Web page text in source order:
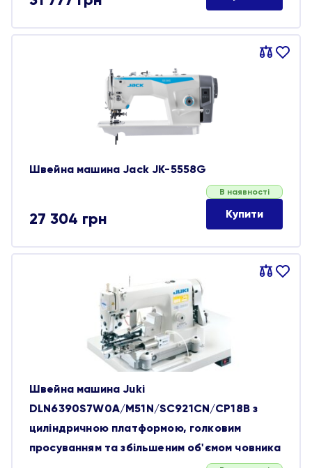
Порівняти
В
Швейна машина Jack JK-5558G
27 304 грн
В наявності
Купити
Порівняти
В
Швейна машина Juki
DLN6390S7W0A/M51N/SC921CN/CP18B з
циліндричною платформою, голковим
просуванням та збільшеним об'ємом човника